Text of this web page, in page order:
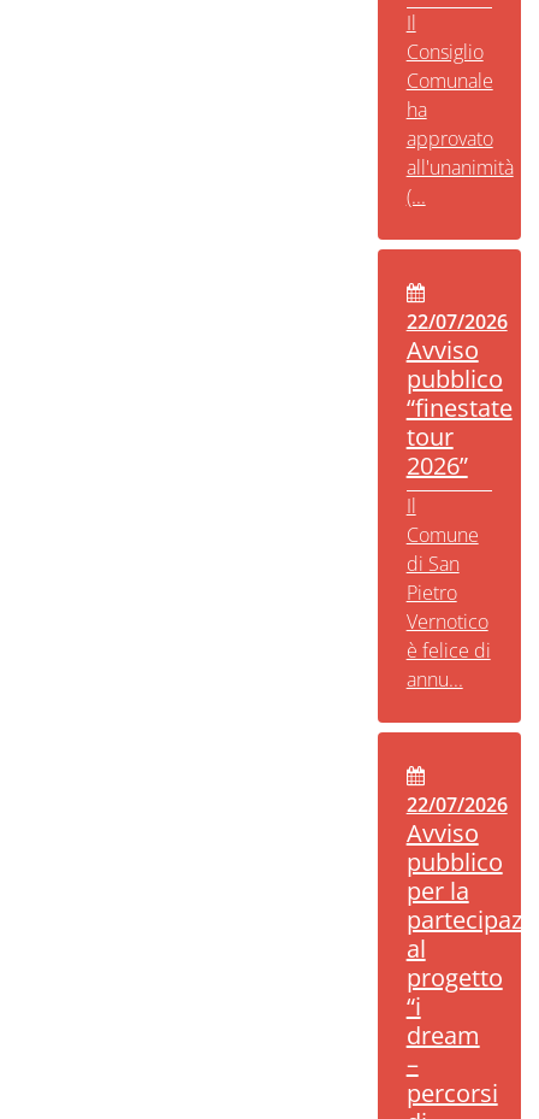
Il
Consiglio
Comunale
ha
approvato
all'unanimità
(...
22/07/2026
Avviso
pubblico
“finestate
tour
2026”
Il
Comune
di San
Pietro
Vernotico
è felice di
annu...
22/07/2026
Avviso
pubblico
per la
al
progetto
“i
dream
–
percorsi